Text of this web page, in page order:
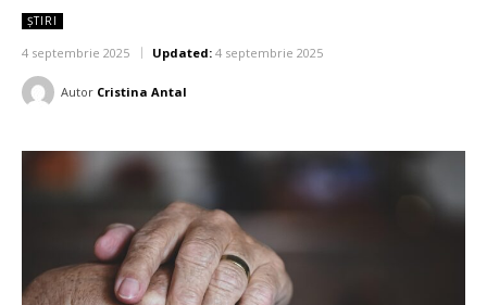
ȘTIRI
4 septembrie 2025 Updated: 4 septembrie 2025
Autor Cristina Antal